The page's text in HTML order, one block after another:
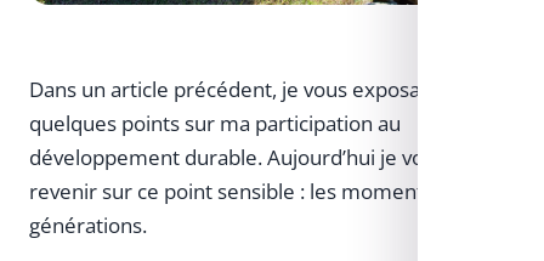
Dans un article précédent, je vous exposais
quelques points sur ma participation au
développement durable. Aujourd’hui je voudrais
revenir sur ce point sensible : les moments entre
générations.